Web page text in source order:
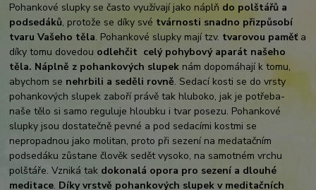
Pohankové slupky se často využívají jako náplň do polštářů a
podsedáků, protože se díky své tvárnosti snadno přizpůsobí
tvaru Vašeho těla. Pohankové slupky mají tzv. tvarovou paměť a
díky tomu dovedou odlehčit celý pohybový aparát našeho
těla. Náplně z pohankových slupek nám dopomáhají k tomu,
abychom se nehrbili a seděli rovně. Sedací kosti se do vrsty
pohankových slupek zaboří právě tak hluboko, jak je potřeba-
naše tělo si samo reguluje hloubku i tvar posezu. Pohankové
slupky jsou dostatečně pevné a pod sedacími kostmi se
nepropadnou jako molitan, proto při sezení na medatačním
podsedáku zůstane člověk sedět vysoko, na samotném vrchu
polštáře. Vzniká tak dokonalá opora pro sezení a dlouhé
meditace. Díky vrstvě pohankových slupek v meditačních